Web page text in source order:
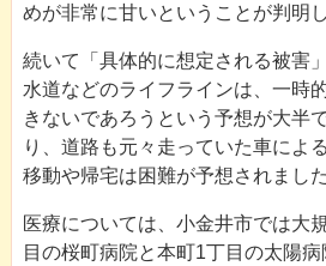
めが非常に甘いということが判明し
続いて「具体的に想定される被害
水道などのライフラインは、一時
きないであろうという予想が大半
り、道路も元々走っていた車によ
移動や帰宅は困難が予想されました
医療については、小金井市では大
目の桜町病院と本町1丁目の太陽